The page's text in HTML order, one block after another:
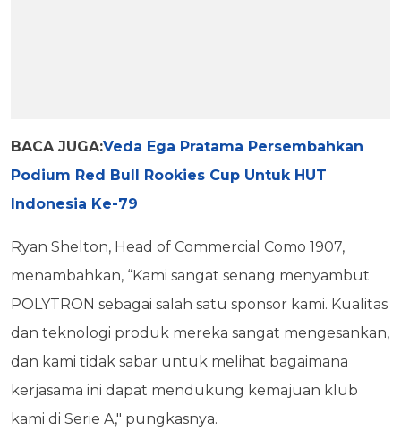
BACA JUGA:Veda Ega Pratama Persembahkan
Podium Red Bull Rookies Cup Untuk HUT
Indonesia Ke-79
Ryan Shelton, Head of Commercial Como 1907,
menambahkan, “Kami sangat senang menyambut
POLYTRON sebagai salah satu sponsor kami. Kualitas
dan teknologi produk mereka sangat mengesankan,
dan kami tidak sabar untuk melihat bagaimana
kerjasama ini dapat mendukung kemajuan klub
kami di Serie A," pungkasnya.